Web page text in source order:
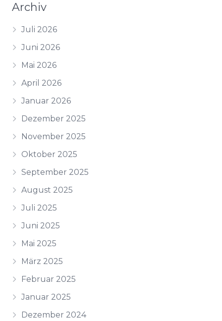
Archiv
Juli 2026
Juni 2026
Mai 2026
April 2026
Januar 2026
Dezember 2025
November 2025
Oktober 2025
September 2025
August 2025
Juli 2025
Juni 2025
Mai 2025
März 2025
Februar 2025
Januar 2025
Dezember 2024